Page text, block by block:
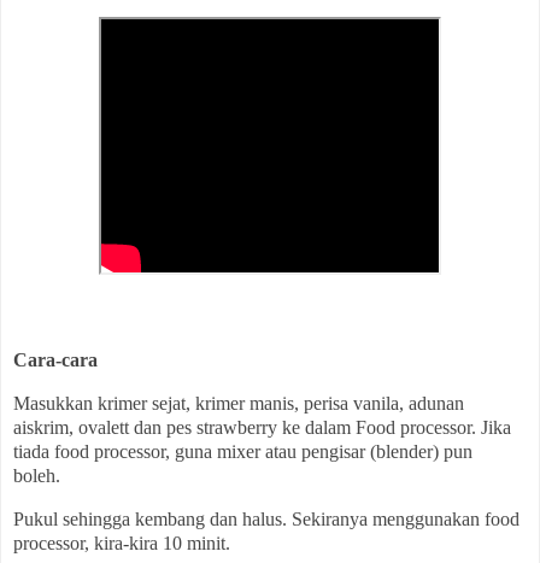
Cara-cara
Masukkan krimer sejat, krimer manis, perisa vanila, adunan
aiskrim, ovalett dan pes strawberry ke dalam Food processor. Jika
tiada food processor, guna mixer atau pengisar (blender) pun
boleh.
Pukul sehingga kembang dan halus. Sekiranya menggunakan food
processor, kira-kira 10 minit.